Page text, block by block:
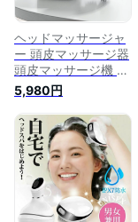
ゼント 送料無料！
ヘッドマッサージャ
ー 頭皮マッサージ器
頭皮マッサージ機 頭
皮マッサージ ヘッド
マッサージ ヘッド
スカルプケア 頭皮ケ
ア メンズ 電動頭皮
ブラシ リラックス
美容 家電 健康グッ
ズ コードレス 自宅
首 肩 全身適用
SARLISI
5,980円